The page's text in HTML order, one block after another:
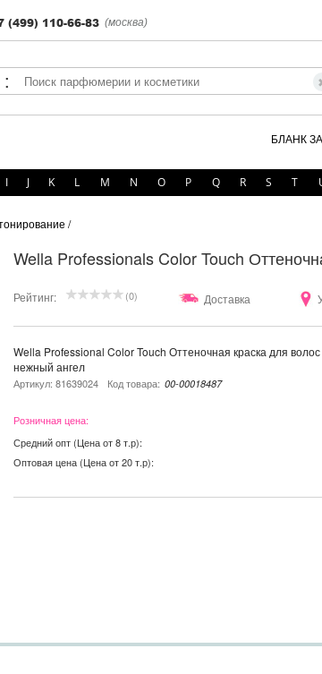
(499) 110-66-83 (москва)
:
БЛАНК
I J K L M N O P Q R S T
/
Wella Professionals Color Touch
Доставка
Рейтинг: (0)
Wella Professional Color Touch Оттеночная краска для
нежный ангел
Артикул: 81639024 Код товара: 00-00018487
Розничная цена:
Средний опт (Цена от 8 т.р):
Оптовая цена (Цена от 20 т.р):